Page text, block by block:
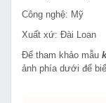
Công nghệ: Mỹ
Xuất xứ: Đài Loan
Để tham khảo mẫu
ảnh phía dưới để